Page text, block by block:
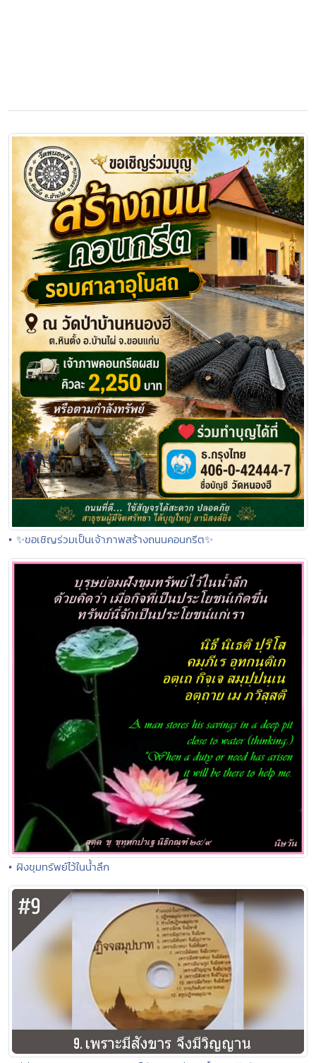
• ✨ขอเชิญร่วมเป็นเจ้าภาพสร้างถนนคอนกรีต✨
• ฝังขุมทรัพย์ไว้ในน้ำลึก